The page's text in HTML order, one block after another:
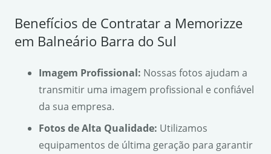
Benefícios de Contratar a Memorizze
em Balneário Barra do Sul
Imagem Profissional: Nossas fotos ajudam a
transmitir uma imagem profissional e confiável
da sua empresa.
Fotos de Alta Qualidade: Utilizamos
equipamentos de última geração para garantir